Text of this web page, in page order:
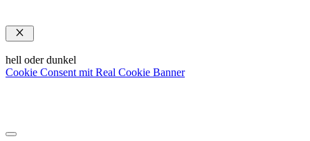
Schließen
hell oder dunkel
Cookie Consent mit Real Cookie Banner